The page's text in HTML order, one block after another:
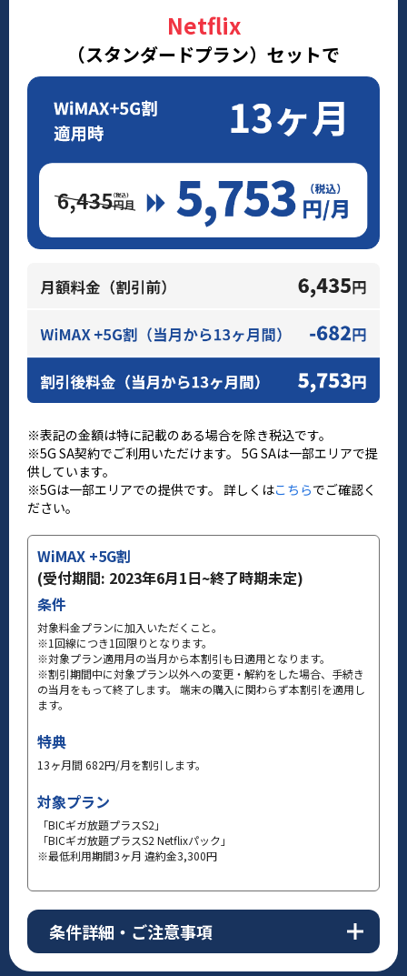
Netflix
（スタンダードプラン）セットで
※表記の金額は特に記載のある場合を除き税込です。
※5G SA契約でご利用いただけます。 5G SAは一部エリアで提
供しています。
※5Gは一部エリアでの提供です。 詳しくはこちらでご確認く
ださい。
WiMAX +5G割
(受付期間: 2023年6月1日~終了時期未定)
条件
対象料金プランに加入いただくこと。
※1回線につき1回限りとなります。
※対象プラン適用月の当月から本割引も日適用となります。
※割引期間中に対象プラン以外への変更・解約をした場合、手続き
の当月をもって終了します。 端末の購入に関わらず本割引を適用し
ます。
特典
13ヶ月間 682円/月を割引します。
対象プラン
「BICギガ放題プラスS2」
「BICギガ放題プラスS2 Netflixパック」
※最低利用期間3ヶ月 違約金3,300円
条件詳細・ご注意事項